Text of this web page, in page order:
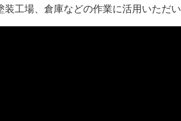
工場、倉庫などの作業に活用いただ